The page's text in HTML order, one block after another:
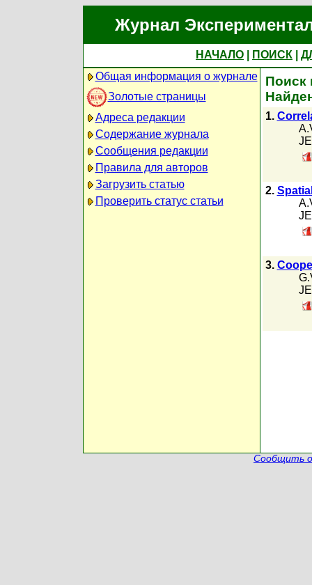
Журнал
НАЧАЛО ПОИСК
Общая информация о журнале
Золотые страницы
Адреса редакции
Содержание журнала
Сообщения редакции
Правила для авторов
Загрузить статью
Проверить статус статьи
Поиск
1.
2.
3.
Сообщить о